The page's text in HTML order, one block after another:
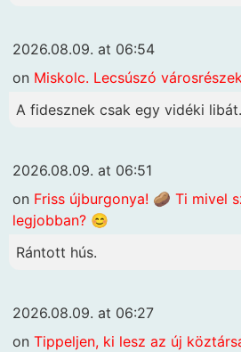
2026.08.09. at 06:54
on Miskolc. Lecsúszó
A fidesznek csak egy vidéki
2026.08.09. at 06:51
on Friss újburgonya! 🥔 Ti mivel
legjobban? 😊
Rántott hús.
2026.08.09. at 06:27
on Tippeljen, ki lesz az új